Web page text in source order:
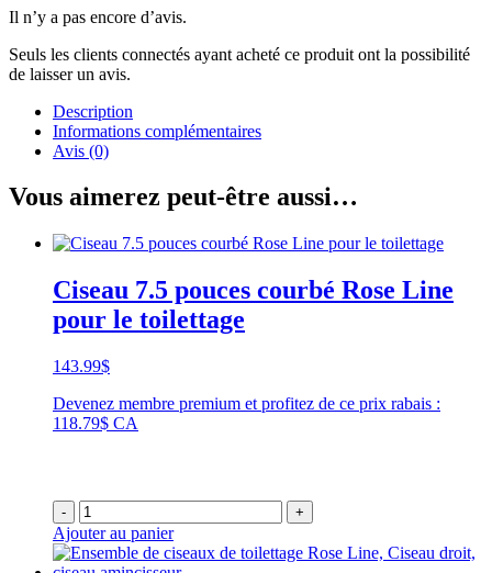
Il n’y a pas encore d’avis.
Seuls les clients connectés ayant acheté ce produit ont la possibilité
de laisser un avis.
Description
Informations complémentaires
Avis (0)
Vous aimerez peut-être aussi…
Ciseau 7.5 pouces courbé Rose Line
pour le toilettage
143.99$
Devenez membre premium et profitez de ce prix rabais :
118.79$ CA
- +
Ajouter au panier